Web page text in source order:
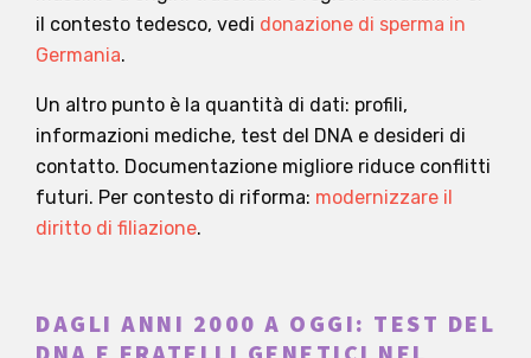
il contesto tedesco, vedi donazione di sperma in
Germania.
Un altro punto è la quantità di dati: profili,
informazioni mediche, test del DNA e desideri di
contatto. Documentazione migliore riduce conflitti
futuri. Per contesto di riforma: modernizzare il
diritto di filiazione.
DAGLI ANNI 2000 A OGGI: TEST DEL